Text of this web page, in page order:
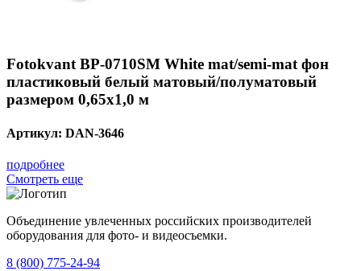
Fotokvant BP-0710SM White mat/semi-mat фон
пластиковый белый матовый/полуматовый
размером 0,65х1,0 м
Артикул: DAN-3646
подробнее
Смотреть еще
Объединение увлеченных российских производителей
оборудования для фото- и видеосъемки.
8 (800) 775-24-94